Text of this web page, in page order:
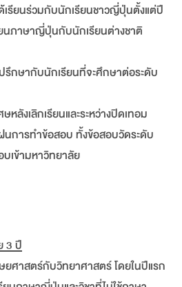
เรียนร่วมกับนักเรียนชาวญี่ปุ่นตั้งแต่ปี
นภาษาญี่ปุ่นกับนักเรียนต่างชาติ
รึกษากับนักเรียนที่จะศึกษาต่อระดับ
ลังเลิกเรียนและระหว่างปิดเทอม
การทำข้อสอบ ทั้งข้อสอบวัดระดับ
เข้ามหาวิทยาลัย
3 ปี
ศาสตร์กับวิทยาศาสตร์ โดยในปีแรก